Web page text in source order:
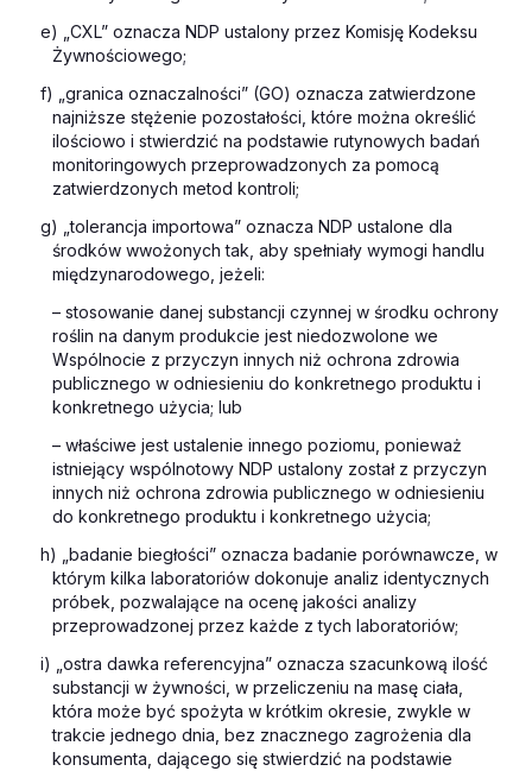
e) „CXL” oznacza NDP ustalony przez Komisję Kodeksu
Żywnościowego;
f) „granica oznaczalności” (GO) oznacza zatwierdzone
najniższe stężenie pozostałości, które można określić
ilościowo i stwierdzić na podstawie rutynowych badań
monitoringowych przeprowadzonych za pomocą
zatwierdzonych metod kontroli;
g) „tolerancja importowa” oznacza NDP ustalone dla
środków wwożonych tak, aby spełniały wymogi handlu
międzynarodowego, jeżeli:
– stosowanie danej substancji czynnej w środku ochrony
roślin na danym produkcie jest niedozwolone we
Wspólnocie z przyczyn innych niż ochrona zdrowia
publicznego w odniesieniu do konkretnego produktu i
konkretnego użycia; lub
– właściwe jest ustalenie innego poziomu, ponieważ
istniejący wspólnotowy NDP ustalony został z przyczyn
innych niż ochrona zdrowia publicznego w odniesieniu
do konkretnego produktu i konkretnego użycia;
h) „badanie biegłości” oznacza badanie porównawcze, w
którym kilka laboratoriów dokonuje analiz identycznych
próbek, pozwalające na ocenę jakości analizy
przeprowadzonej przez każde z tych laboratoriów;
i) „ostra dawka referencyjna” oznacza szacunkową ilość
substancji w żywności, w przeliczeniu na masę ciała,
która może być spożyta w krótkim okresie, zwykle w
trakcie jednego dnia, bez znacznego zagrożenia dla
konsumenta, dającego się stwierdzić na podstawie